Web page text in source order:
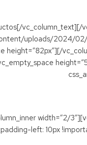
vc_column_text][/
uploads/2024/
height=”82px”][/
width=”2/
left: 10px